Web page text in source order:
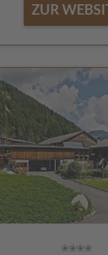
ZUR